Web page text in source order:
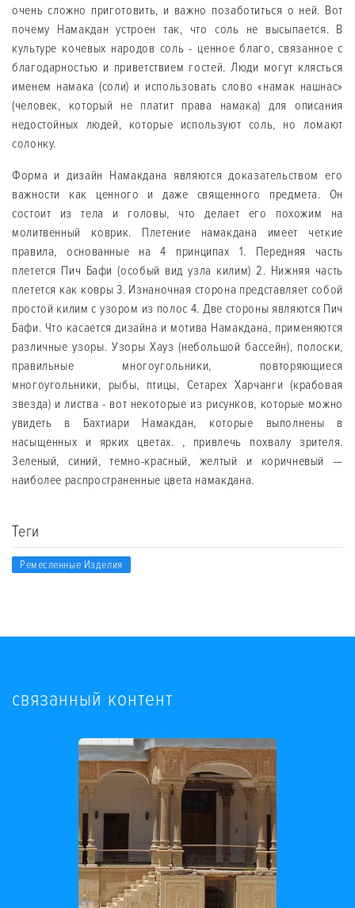
очень сложно приготовить, и важно позаботиться о ней. Вот
почему Намакдан устроен так, что соль не высыпается. В
культуре кочевых народов соль - ценное благо, связанное с
благодарностью и приветствием гостей. Люди могут клясться
именем намака (соли) и использовать слово «намак нашнас»
(человек, который не платит права намака) для описания
недостойных людей, которые используют соль, но ломают
солонку.
Форма и дизайн Намакдана являются доказательством его
важности как ценного и даже священного предмета. Он
состоит из тела и головы, что делает его похожим на
молитвенный коврик. Плетение намакдана имеет четкие
правила, основанные на 4 принципах 1. Передняя часть
плетется Пич Бафи (особый вид узла килим) 2. Нижняя часть
плетется как ковры 3. Изнаночная сторона представляет собой
простой килим с узором из полос 4. Две стороны являются Пич
Бафи. Что касается дизайна и мотива Намакдана, применяются
различные узоры. Узоры Хауз (небольшой бассейн), полоски,
правильные многоугольники, повторяющиеся
многоугольники, рыбы, птицы, Сетарех Харчанги (крабовая
звезда) и листва - вот некоторые из рисунков, которые можно
увидеть в Бахтиари Намакдан, которые выполнены в
насыщенных и ярких цветах. , привлечь похвалу зрителя.
Зеленый, синий, темно-красный, желтый и коричневый —
наиболее распространенные цвета намакдана.
Теги
Ремесленные Изделия
связанный контент